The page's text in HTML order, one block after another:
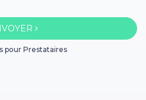
pour Prestataires